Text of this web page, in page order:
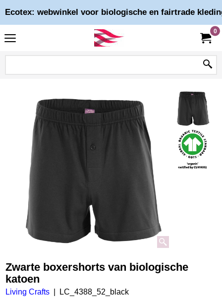
Ecotex: webwinkel voor biologische en fairtrade
0
Zwarte boxershorts van biologische
katoen
Living Crafts LC_4388_52_black